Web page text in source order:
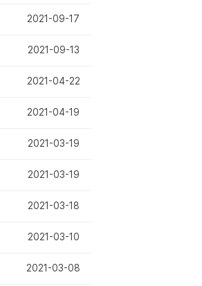
2021-09-17
2021-09-13
2021-04-22
2021-04-19
2021-03-19
2021-03-19
2021-03-18
2021-03-10
2021-03-08